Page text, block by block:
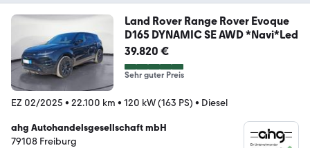
Land Rover Range Rover Evoque
D165 DYNAMIC SE AWD *Navi*Led
39.820 €
Sehr guter Preis
EZ 02/2025 • 22.100 km • 120 kW (163 PS) • Diesel
ahg Autohandelsgesellschaft mbH
79108 Freiburg